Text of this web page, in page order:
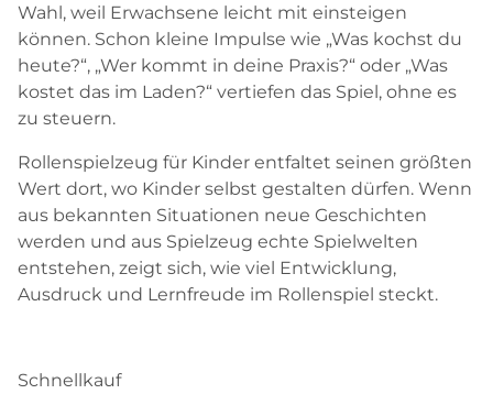
Wahl, weil Erwachsene leicht mit einsteigen
können. Schon kleine Impulse wie „Was kochst du
heute?“, „Wer kommt in deine Praxis?“ oder „Was
kostet das im Laden?“ vertiefen das Spiel, ohne es
zu steuern.
Rollenspielzeug für Kinder entfaltet seinen größten
Wert dort, wo Kinder selbst gestalten dürfen. Wenn
aus bekannten Situationen neue Geschichten
werden und aus Spielzeug echte Spielwelten
entstehen, zeigt sich, wie viel Entwicklung,
Ausdruck und Lernfreude im Rollenspiel steckt.
Schnellkauf